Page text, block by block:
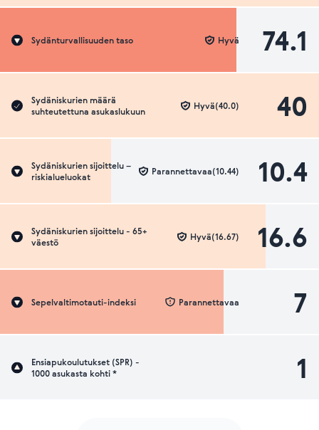
Sydänturvallisuuden taso 74.1
Hyvä
Sydäniskurien määrä
suhteutettuna asukaslukuun
40
Hyvä(40.0)
Sydäniskurien sijoittelu –
riskialueluokat
10.4
Parannettavaa(10.44)
Sydäniskurien sijoittelu - 65+
väestö
16.6
Hyvä(16.67)
Sepelvaltimotauti-indeksi 7
Parannettavaa
Ensiapukoulutukset (SPR) -
1000 asukasta kohti *
1